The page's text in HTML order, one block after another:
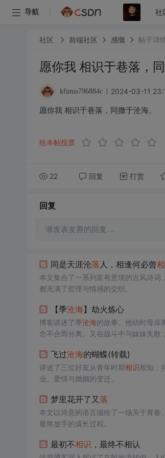
导航 社
社区 前端社区 感慨 帖子详
愿你我 相识于巷落，同
kfunss796884c 2024-03-11
愿你我 相识于巷落，同撒于沧海。 ​​​
给本帖投票
22 回复 打赏
回复
请发表友善的回复…
同是天涯沦落 人，相逢何必曾
本文集合了一系列富有意境的古风诗
都充满了哲理与情感的交织。
【季沧海】劫火炼心
博客讲述了季沧海的故事。他幼时母亲
念不合而分离。又在战斗中与妹妹失散
飞过沧海的蝴蝶(转载)
讲述了三位好友从青年时期相识相知，
业、爱情与婚姻的变迁。
梦里花开了又落
本文以诗意的语言描绘了一场关于青
最终放手的成长过程。
最初不相识 ，最终不相认